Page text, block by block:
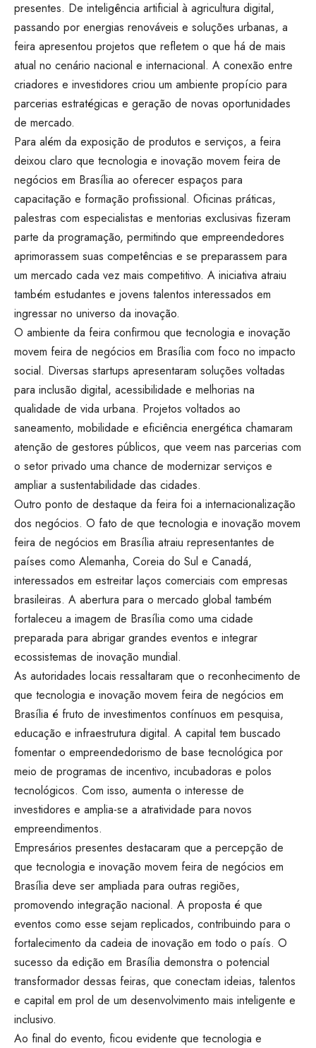
presentes. De inteligência artificial à agricultura digital,
passando por energias renováveis e soluções urbanas, a
feira apresentou projetos que refletem o que há de mais
atual no cenário nacional e internacional. A conexão entre
criadores e investidores criou um ambiente propício para
parcerias estratégicas e geração de novas oportunidades
de mercado.
Para além da exposição de produtos e serviços, a feira
deixou claro que tecnologia e inovação movem feira de
negócios em Brasília ao oferecer espaços para
capacitação e formação profissional. Oficinas práticas,
palestras com especialistas e mentorias exclusivas fizeram
parte da programação, permitindo que empreendedores
aprimorassem suas competências e se preparassem para
um mercado cada vez mais competitivo. A iniciativa atraiu
também estudantes e jovens talentos interessados em
ingressar no universo da inovação.
O ambiente da feira confirmou que tecnologia e inovação
movem feira de negócios em Brasília com foco no impacto
social. Diversas startups apresentaram soluções voltadas
para inclusão digital, acessibilidade e melhorias na
qualidade de vida urbana. Projetos voltados ao
saneamento, mobilidade e eficiência energética chamaram
atenção de gestores públicos, que veem nas parcerias com
o setor privado uma chance de modernizar serviços e
ampliar a sustentabilidade das cidades.
Outro ponto de destaque da feira foi a internacionalização
dos negócios. O fato de que tecnologia e inovação movem
feira de negócios em Brasília atraiu representantes de
países como Alemanha, Coreia do Sul e Canadá,
interessados em estreitar laços comerciais com empresas
brasileiras. A abertura para o mercado global também
fortaleceu a imagem de Brasília como uma cidade
preparada para abrigar grandes eventos e integrar
ecossistemas de inovação mundial.
As autoridades locais ressaltaram que o reconhecimento de
que tecnologia e inovação movem feira de negócios em
Brasília é fruto de investimentos contínuos em pesquisa,
educação e infraestrutura digital. A capital tem buscado
fomentar o empreendedorismo de base tecnológica por
meio de programas de incentivo, incubadoras e polos
tecnológicos. Com isso, aumenta o interesse de
investidores e amplia-se a atratividade para novos
empreendimentos.
Empresários presentes destacaram que a percepção de
que tecnologia e inovação movem feira de negócios em
Brasília deve ser ampliada para outras regiões,
promovendo integração nacional. A proposta é que
eventos como esse sejam replicados, contribuindo para o
fortalecimento da cadeia de inovação em todo o país. O
sucesso da edição em Brasília demonstra o potencial
transformador dessas feiras, que conectam ideias, talentos
e capital em prol de um desenvolvimento mais inteligente e
inclusivo.
Ao final do evento, ficou evidente que tecnologia e